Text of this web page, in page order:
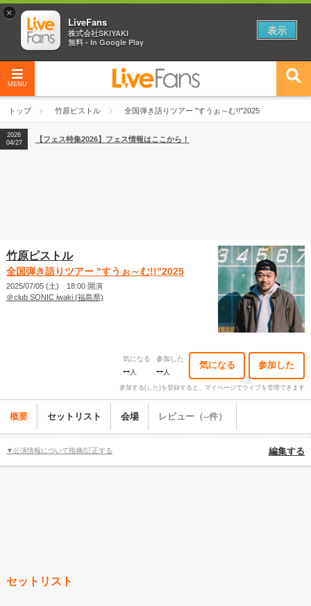
MENU
トップ 竹原ピストル 全国弾き語りツアー "すうぉ～む!!"2025
2026
04/27
2026
【ライブ動員ランキング】2026年上半期編発表！
2026
04/27
【フェス特集2026】フェス情報はここから！
竹原ピストル
全国弾き語りツアー "すうぉ～む!!"2025
2025/07/05 (土) 18:00 開演
＠club SONIC iwaki (福島県)
気になる
--人
参加した
--人
気になる 参加した
参加する(した)を登録すると、マイページでライブを管理できます
概要 セットリスト 会場 レビュー（--件）
▼公演情報について指摘/訂正する 編集する
セットリスト
×
LiveFans
株式会社SKIYAKI
無料 - In Google Play
表示